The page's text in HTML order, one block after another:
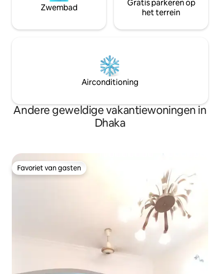
Zwembad
Gratis parkeren op
het terrein
Airconditioning
Andere geweldige vakantiewoningen in
Dhaka
Favoriet van gasten
Favoriet van gasten